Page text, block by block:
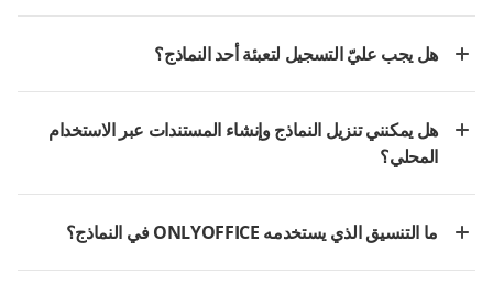
هل يجب عليّ التسجيل لتعبئة أحد النماذج؟
هل يمكنني تنزيل النماذج وإنشاء المستندات عبر الاستخدام
المحلي؟
ما التنسيق الذي يستخدمه ONLYOFFICE في النماذج؟